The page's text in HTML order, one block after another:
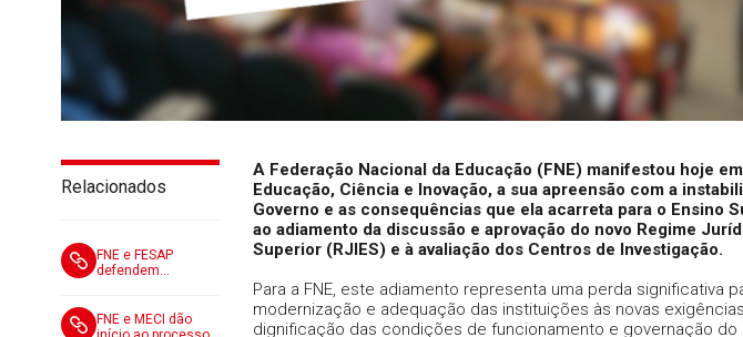
Relacionados
FNE e FESAP
defendem
proposta negocial
FNE e MECI dão
A Federação Nacional da Educação (FNE) manifestou hoje
Educação, Ciência e Inovação, a sua apreensão com a
Governo e as consequências que ela acarreta para o Ensino
ao adiamento da discussão e aprovação do novo Regime
Superior (RJIES) e à avaliação dos Centros de Investigação.
Para a FNE, este adiamento representa uma perda significativa
modernização e adequação das instituições às novas
dignificação das condições de funcionamento e governação do